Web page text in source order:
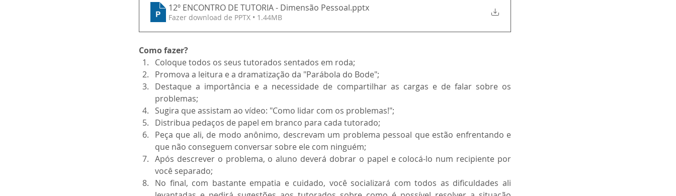
12º ENCONTRO DE TUTORIA - Dimensão Pessoal.pptx
Fazer download de PPTX • 1.44MB
Como fazer?
Coloque todos os seus tutorados sentados em roda;
Promova a leitura e a dramatização da "Parábola do Bode";
Destaque a importância e a necessidade de compartilhar as cargas e de falar sobre os
problemas;
Sugira que assistam ao vídeo: "Como lidar com os problemas!";
Distribua pedaços de papel em branco para cada tutorado;
Peça que ali, de modo anônimo, descrevam um problema pessoal que estão enfrentando e
que não conseguem conversar sobre ele com ninguém;
Após descrever o problema, o aluno deverá dobrar o papel e colocá-lo num recipiente por
você separado;
No final, com bastante empatia e cuidado, você socializará com todos as dificuldades ali